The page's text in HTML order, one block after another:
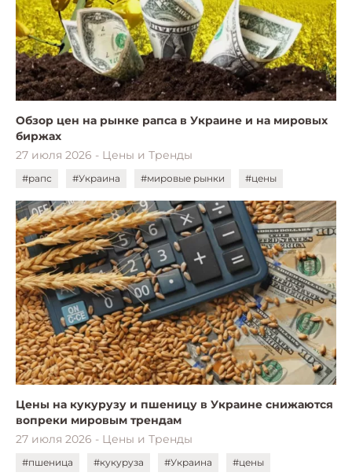
Обзор цен на рынке рапса в Украине и на мировых
биржах
27 июля 2026 - Цены и Тренды
#рапс #Украина #мировые рынки #цены
Цены на кукурузу и пшеницу в Украине снижаются
вопреки мировым трендам
27 июля 2026 - Цены и Тренды
#пшеница #кукуруза #Украина #цены